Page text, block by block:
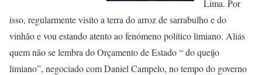
Lima. Por
isso, regularmente visito a terra do arroz de sarrabulho e do
vinhão e vou estando atento ao fenómeno político limiano. Aliás
quem não se lembra do Orçamento de Estado “ do queijo
limiano”, negociado com Daniel Campelo, no tempo do governo